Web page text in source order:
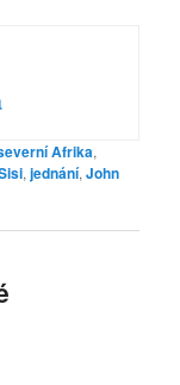
Afrika,
,jednání,John